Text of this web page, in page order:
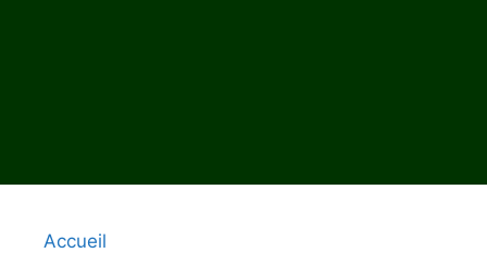
Accueil